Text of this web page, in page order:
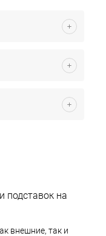
подставок на
внешние, так и